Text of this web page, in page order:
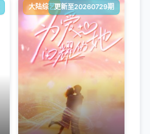
大陆综艺更新至20260729期